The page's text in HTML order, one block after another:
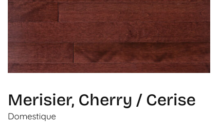
Merisier, Cherry / Cerise
Domestique